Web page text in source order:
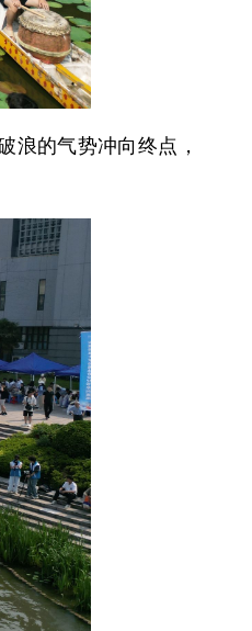
浪的气势冲向终点，